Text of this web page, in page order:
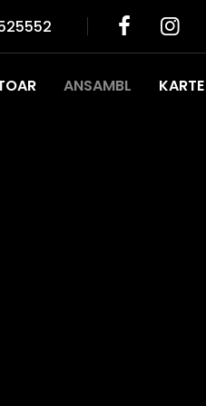
ANSAMBL KARTE